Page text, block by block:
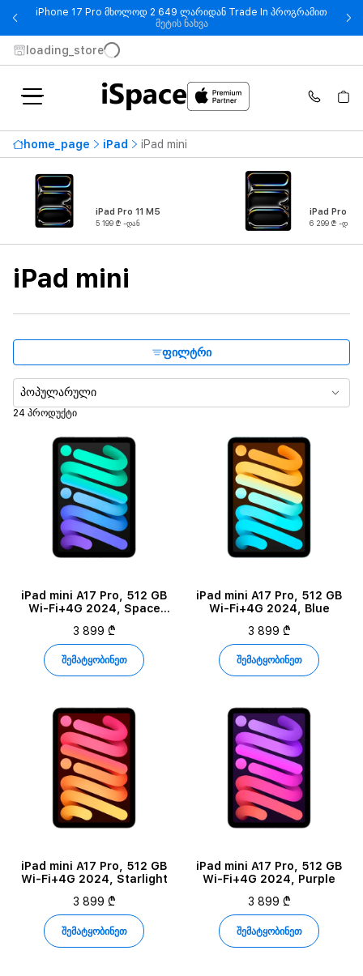
iPhone 17 Pro მხოლოდ 2 649 ლარიდან Trade In პროგრამით
მეტის ნახვა- iPhone 17 Pro მხოლოდ 2 649
loading_store
home_page iPad iPad mini
iPad Pro 11 M5
5 199 ₾ -დან
iPad Pro 13
6 299 ₾ -დან
iPad mini
ფილტრი
ხელმისაწვდომობა
ყველაზე მაღალი ფასი3 899 ₾
-დან
კავშირი
პროცესორი
ეკრანის ზომა
მეხსიერება
24 პროდუქტი
პოპულარული
iPad mini A17 Pro, 512 GB
Wi-Fi+4G 2024, Space
3 899 ₾
შემატყობინეთ
iPad mini A17 Pro, 512 GB
Wi-Fi+4G 2024, Blue
3 899 ₾
შემატყობინეთ
iPad mini A17 Pro, 512 GB
Wi-Fi+4G 2024, Starlight
3 899 ₾
შემატყობინეთ
iPad mini A17 Pro, 512 GB
Wi-Fi+4G 2024, Purple
3 899 ₾
შემატყობინეთ